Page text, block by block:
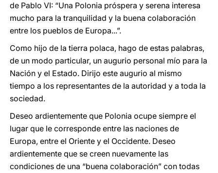
de Pablo VI: “Una Polonia próspera y serena interesa
mucho para la tranquilidad y la buena colaboración
entre los pueblos de Europa...”.
Como hijo de la tierra polaca, hago de estas palabras,
de un modo particular, un augurio personal mío para la
Nación y el Estado. Dirijo este augurio al mismo
tiempo a los representantes de la autoridad y a toda la
sociedad.
Deseo ardientemente que Polonia ocupe siempre el
lugar que le corresponde entre las naciones de
Europa, entre el Oriente y el Occidente. Deseo
ardientemente que se creen nuevamente las
condiciones de una “buena colaboración” con todas